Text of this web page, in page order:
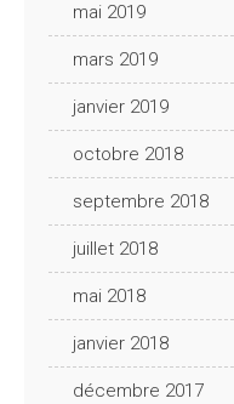
mai 2019
mars 2019
janvier 2019
octobre 2018
septembre 2018
juillet 2018
mai 2018
janvier 2018
décembre 2017